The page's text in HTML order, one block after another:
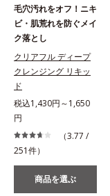
毛穴汚れをオフ！ニキ
ビ・肌荒れを防ぐメイ
ク落とし
クリアフル ディープ
クレンジング リキッ
ド
税込1,430円～1,650
円
（3.77 /
251件）
商品を選ぶ